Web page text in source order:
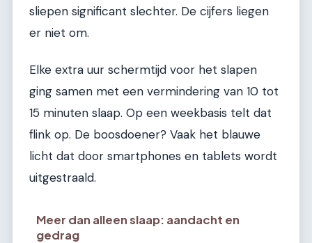
sliepen significant slechter. De cijfers liegen
er niet om.
Elke extra uur schermtijd voor het slapen
ging samen met een vermindering van 10 tot
15 minuten slaap. Op een weekbasis telt dat
flink op. De boosdoener? Vaak het blauwe
licht dat door smartphones en tablets wordt
uitgestraald.
Meer dan alleen slaap: aandacht en
gedrag